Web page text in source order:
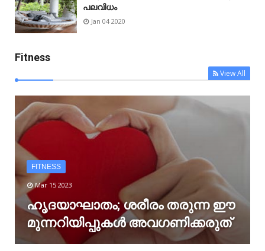
പലവിധം
Jan 04 2020
Fitness
View All
FITNESS
Mar 15 2023
ഹൃദയാഘാതം; ശരീരം തരുന്ന ഈ
മുന്നറിയിപ്പുകൾ അവഗണിക്കരുത്